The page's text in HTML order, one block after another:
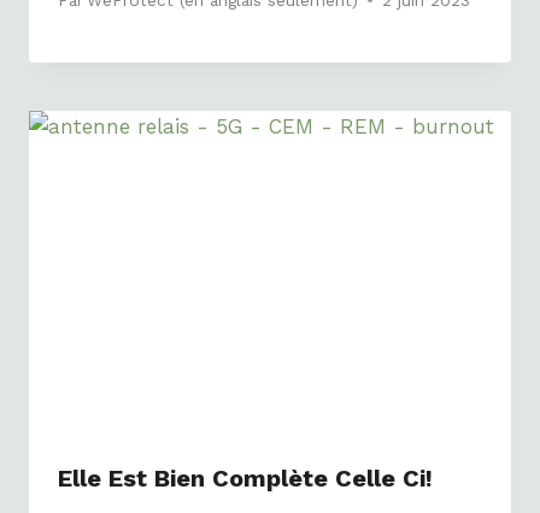
Elle Est Bien Complète Celle Ci!